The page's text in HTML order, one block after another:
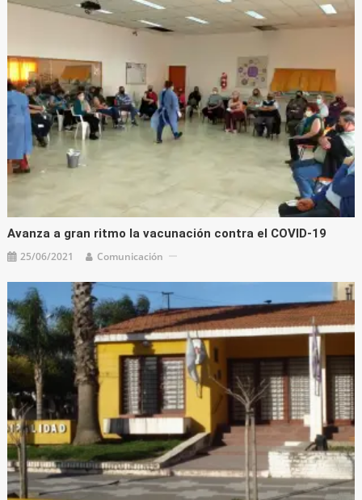
Avanza a gran ritmo la vacunación contra el COVID-19
25/06/2021 Comunicación